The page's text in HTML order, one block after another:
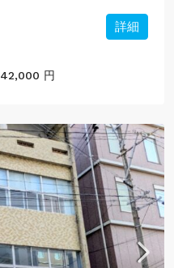
42,000 円
詳細